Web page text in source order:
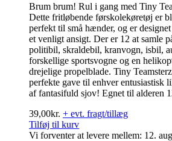
Brum brum! Rul i gang med Tiny
Dette fritløbende førskolekøretøj er
perfekt til små hænder, og er
et venligt ansigt. Der er 12 at samle
politibil, skraldebil, kranvogn, isbil,
forskellige sportsvogne og en
drejelige propelblade. Tiny
perfekte gave til enhver entusiastisk
af fantasifuld sjov! Egnet til alderen
39,00kr. + evt. fragt/tillæg
Tilføj til kurv
Vi forventer at levere mellem: 12.